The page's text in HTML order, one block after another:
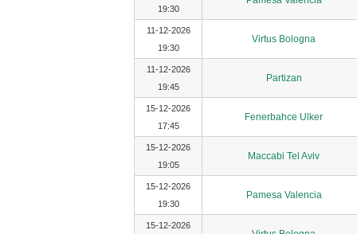
19:30
11-12-2026
19:30
Virtus Bologna
11-12-2026
19:45
Partizan
15-12-2026
17:45
Fenerbahce Ulker
15-12-2026
19:05
Maccabi Tel Aviv
15-12-2026
19:30
Pamesa Valencia
15-12-2026